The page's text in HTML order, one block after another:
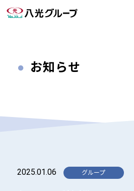
お知らせ
2025.01.06